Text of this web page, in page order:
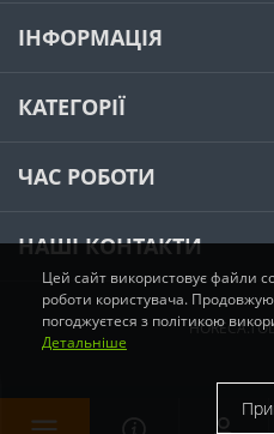
ІНФОРМАЦІЯ
КАТЕГОРІЇ
ЧАС РОБОТИ
НАШІ КОНТАКТИ
Цей сайт використовує файли
роботи користувача.
погоджуєтеся з політикою
Детальніше